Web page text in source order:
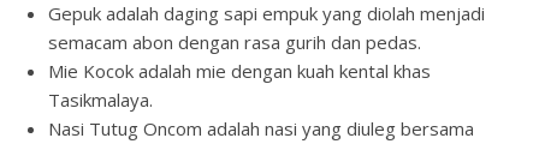
Gepuk adalah daging sapi empuk yang diolah menjadi
semacam abon dengan rasa gurih dan pedas.
Mie Kocok adalah mie dengan kuah kental khas
Tasikmalaya.
Nasi Tutug Oncom adalah nasi yang diuleg bersama